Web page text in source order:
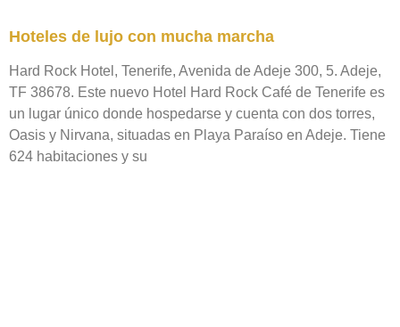
Hoteles de lujo con mucha marcha
Hard Rock Hotel, Tenerife, Avenida de Adeje 300, 5. Adeje,
TF 38678. Este nuevo Hotel Hard Rock Café de Tenerife es
un lugar único donde hospedarse y cuenta con dos torres,
Oasis y Nirvana, situadas en Playa Paraíso en Adeje. Tiene
624 habitaciones y su